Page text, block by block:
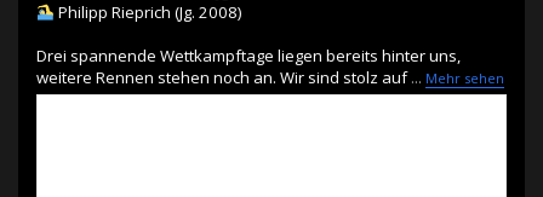
Philipp Rieprich (Jg. 2008)
Drei spannende Wettkampftage liegen bereits hinter uns,
weitere Rennen stehen noch an. Wir sind stolz auf ... Mehr sehen